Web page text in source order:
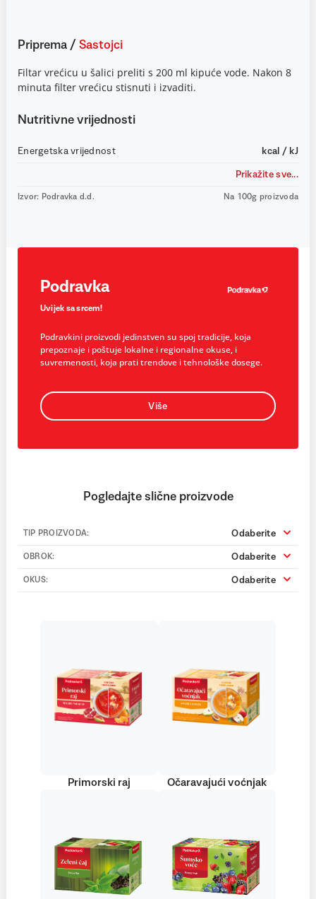
Priprema / Sastojci
Filtar vrećicu u šalici preliti s 200 ml kipuće vode. Nakon 8
minuta filter vrećicu stisnuti i izvaditi.
Nutritivne vrijednosti
Energetska vrijednost kcal / kJ
Prikažite sve...
Izvor: Podravka d.d. Na 100g proizvoda
Podravka
Uvijek sa srcem!
Podravkini proizvodi jedinstven su spoj tradicije, koja
prepoznaje i poštuje lokalne i regionalne okuse, i
suvremenosti, koja prati trendove i tehnološke dosege.
Više
Pogledajte slične proizvode
TIP PROIZVODA: Odaberite
OBROK: Odaberite
OKUS: Odaberite
Primorski raj Očaravajući voćnjak